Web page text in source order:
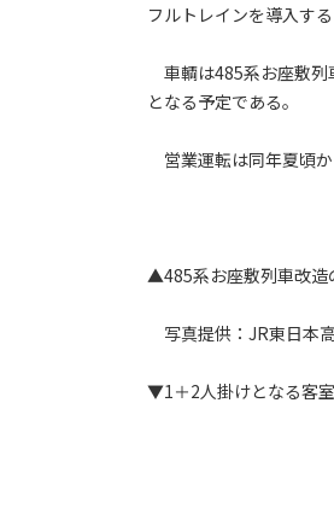
フルトレインを導入す
車輌は485系お座敷列
となる予定である。
営業運転は同年夏頃
▲485系お座敷列車改造
写真提供：JR東日本
▼1＋2人掛けとなる客室